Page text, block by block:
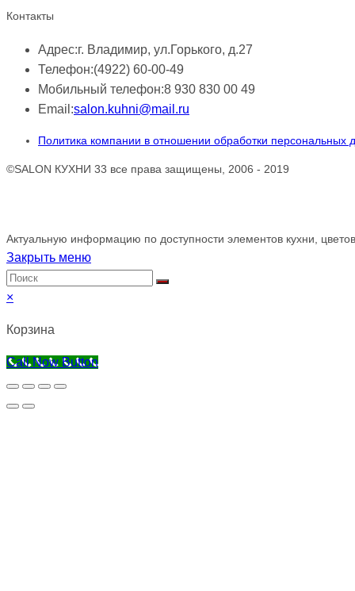
Контакты
Адрес:г. Владимир, ул.Горького, д.27
Телефон:(4922) 60-00-49
Мобильный телефон:8 930 830 00 49
Email:salon.kuhni@mail.ru
Политика компании в отношении обработки персональных
©SALON КУХНИ 33 все права защищены, 2006 - 2019
Актуальную информацию по доступности элементов кухни,
Закрыть меню
×
Корзина
Call Now Button